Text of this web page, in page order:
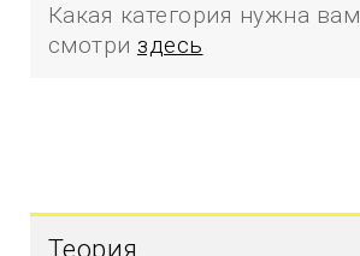
Какая категория нужна вам
смотри здесь
Теория